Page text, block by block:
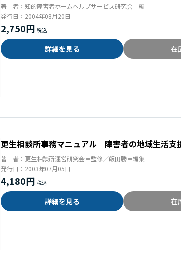
著 者： 知的障害者ホームヘルプサービス研究会＝編
発行日： 2004年08月20日
2,750円
詳細を見る 在
更生相談所事務マニュアル 障害者の地域生活支
著 者： 更生相談所運営研究会＝監修／飯田勝＝編集
発行日： 2003年07月05日
4,180円
詳細を見る 在